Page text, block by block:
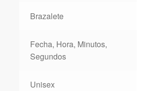
Brazalete
Fecha, Hora, Minutos,
Segundos
Unisex